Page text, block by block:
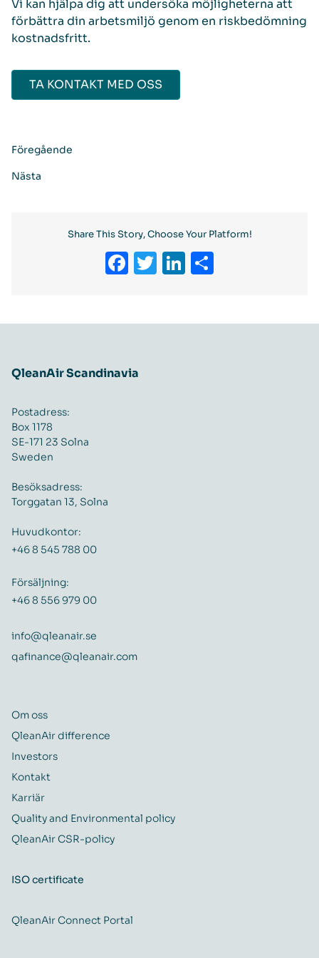
Vi kan hjälpa dig att undersöka möjligheterna att
förbättra din arbetsmiljö genom en riskbedömning
kostnadsfritt.
TA KONTAKT MED OSS
Föregående
Nästa
Share This Story, Choose Your Platform!
Facebook
Twitter
LinkedIn
QleanAir Scandinavia
Postadress:
Box 1178
SE-171 23 Solna
Sweden
Besöksadress:
Torggatan 13, Solna
Huvudkontor:
+46 8 545 788 00
Försäljning:
+46 8 556 979 00
info@qleanair.se
qafinance@qleanair.com
Om oss
QleanAir difference
Investors
Kontakt
Karriär
Quality and Environmental policy
QleanAir CSR-policy
ISO certificate
QleanAir Connect Portal